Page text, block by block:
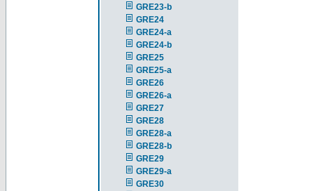
GRE23-b
GRE24
GRE24-a
GRE24-b
GRE25
GRE25-a
GRE26
GRE26-a
GRE27
GRE28
GRE28-a
GRE28-b
GRE29
GRE29-a
GRE30